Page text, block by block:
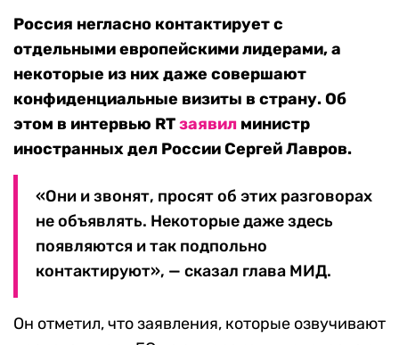
Россия негласно контактирует с
отдельными европейскими лидерами, а
некоторые из них даже совершают
конфиденциальные визиты в страну. Об
этом в интервью RTзаявил министр
иностранных дел России Сергей Лавров.
«Они и звонят, просят об этих разговорах
не объявлять. Некоторые даже здесь
появляются и так подпольно
контактируют», — сказал глава МИД.
Он отметил, что заявления, которые озвучивают